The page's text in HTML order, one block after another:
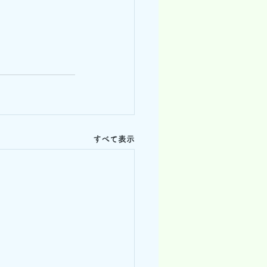
すべて表示